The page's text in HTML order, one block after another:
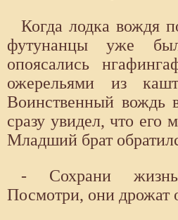
Когда лодка вождя
футунанцы уже
опоясались
ожерельями из
Воинственный вождь
сразу увидел, что его
Младший брат
- Сохрани
Посмотри, они дрожат